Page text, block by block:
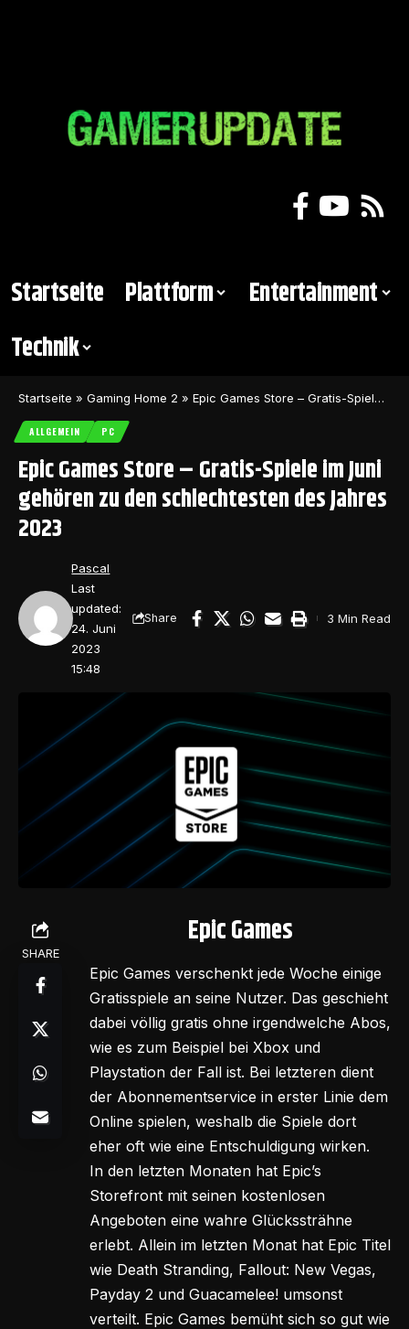
Startseite Plattform
Entertainment
Technik
Startseite » Gaming Home 2 » Epic Games Store – Gratis-Spiele im Juni gehören zu den schlechtesten des Jahres 2023
ALLGEMEIN PC
Epic Games Store – Gratis-Spiele im Juni
gehören zu den schlechtesten des Jahres
2023
Last
updated:
24. Juni
2023
15:48
Pascal
Share 3 Min Read
SHARE
Epic Games
Epic Games verschenkt jede Woche einige
Gratisspiele an seine Nutzer. Das geschieht
dabei völlig gratis ohne irgendwelche Abos,
wie es zum Beispiel bei Xbox und
Playstation der Fall ist. Bei letzteren dient
der Abonnementservice in erster Linie dem
Online spielen, weshalb die Spiele dort
eher oft wie eine Entschuldigung wirken.
In den letzten Monaten hat Epic’s
Storefront mit seinen kostenlosen
Angeboten eine wahre Glückssträhne
erlebt. Allein im letzten Monat hat Epic Titel
wie Death Stranding, Fallout: New Vegas,
Payday 2 und Guacamelee! umsonst
verteilt. Epic Games bemüht sich so gut wie